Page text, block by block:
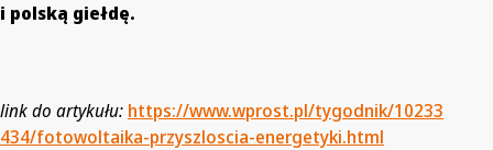
i polską giełdę.
link do artykułu: https://www.wprost.pl/tygodnik/10233
434/fotowoltaika-przyszloscia-energetyki.html